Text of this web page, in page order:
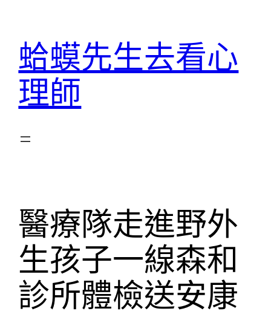
蛤蟆先生去看心
理師
醫療隊走進野外
生孩子一線森和
診所體檢送安康